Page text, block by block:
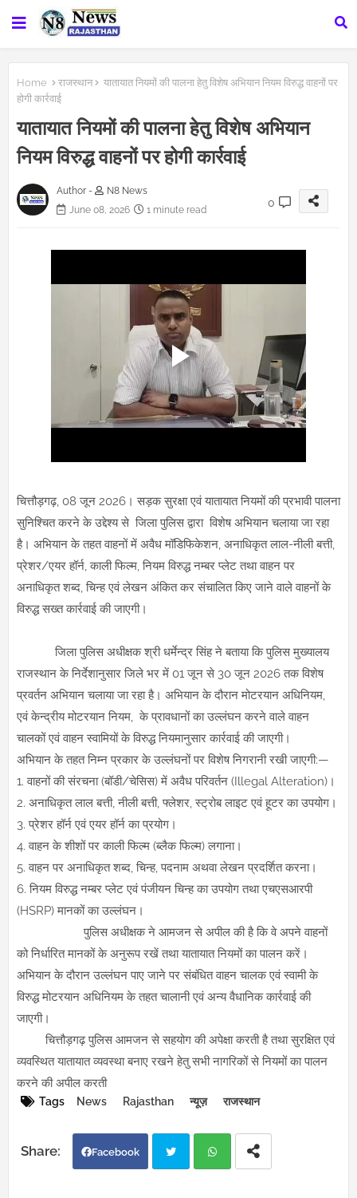
Home राजस्थान
यातायात नियमों की पालना हेतु विशेष अभियान नियम विरुद्ध वाहनों पर
होगी कार्रवाई
यातायात नियमों की पालना हेतु विशेष अभियान
नियम विरुद्ध वाहनों पर होगी कार्रवाई
Author -
N8 News
June 08, 2026
1 minute read
0
चित्तौड़गढ़, 08 जून 2026। सड़क सुरक्षा एवं यातायात नियमों की प्रभावी पालना
सुनिश्चित करने के उद्देश्य से जिला पुलिस द्वारा विशेष अभियान चलाया जा रहा
है। अभियान के तहत वाहनों में अवैध मॉडिफिकेशन, अनाधिकृत लाल-नीली बत्ती,
प्रेशर/एयर हॉर्न, काली फिल्म, नियम विरुद्ध नम्बर प्लेट तथा वाहन पर
अनाधिकृत शब्द, चिन्ह एवं लेखन अंकित कर संचालित किए जाने वाले वाहनों के
विरुद्ध सख्त कार्रवाई की जाएगी।
जिला पुलिस अधीक्षक श्री धर्मेन्द्र सिंह ने बताया कि पुलिस मुख्यालय
राजस्थान के निर्देशानुसार जिले भर में 01 जून से 30 जून 2026 तक विशेष
प्रवर्तन अभियान चलाया जा रहा है। अभियान के दौरान मोटरयान अधिनियम,
एवं केन्द्रीय मोटरयान नियम, के प्रावधानों का उल्लंघन करने वाले वाहन
चालकों एवं वाहन स्वामियों के विरुद्ध नियमानुसार कार्रवाई की जाएगी।
अभियान के तहत निम्न प्रकार के उल्लंघनों पर विशेष निगरानी रखी जाएगी:—
1. वाहनों की संरचना (बॉडी/चेसिस) में अवैध परिवर्तन (Illegal Alteration)।
2. अनाधिकृत लाल बत्ती, नीली बत्ती, फ्लेशर, स्ट्रोब लाइट एवं हूटर का उपयोग।
3. प्रेशर हॉर्न एवं एयर हॉर्न का प्रयोग।
4. वाहन के शीशों पर काली फिल्म (ब्लैक फिल्म) लगाना।
5. वाहन पर अनाधिकृत शब्द, चिन्ह, पदनाम अथवा लेखन प्रदर्शित करना।
6. नियम विरुद्ध नम्बर प्लेट एवं पंजीयन चिन्ह का उपयोग तथा एचएसआरपी
(HSRP) मानकों का उल्लंघन।
पुलिस अधीक्षक ने आमजन से अपील की है कि वे अपने वाहनों
को निर्धारित मानकों के अनुरूप रखें तथा यातायात नियमों का पालन करें।
अभियान के दौरान उल्लंघन पाए जाने पर संबंधित वाहन चालक एवं स्वामी के
विरुद्ध मोटरयान अधिनियम के तहत चालानी एवं अन्य वैधानिक कार्रवाई की
जाएगी।
चित्तौड़गढ़ पुलिस आमजन से सहयोग की अपेक्षा करती है तथा सुरक्षित एवं
व्यवस्थित यातायात व्यवस्था बनाए रखने हेतु सभी नागरिकों से नियमों का पालन
करने की अपील करती
Tags News Rajasthan न्यूज़ राजस्थान
Facebook